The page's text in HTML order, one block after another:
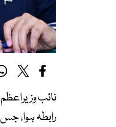
نائب
رابطہ ہوا،